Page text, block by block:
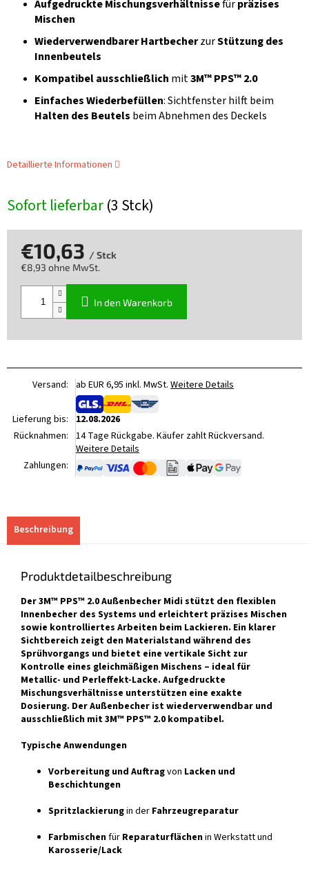
Sofort lieferbar(3 Stck)
Aufgedruckte Mischungsverhältnissefürpräzises
Mischen
Wiederverwendbarer HartbecherzurStützung des
Innenbeutels
Kompatibel ausschließlich mit3M™ PPS™ 2.0
Einfaches Wiederbefüllen: Sichtfenster hilft beim
Halten des Beutels beim Abnehmen des Deckels
Detaillierte Informationen
€10,63 / Stck
€8,93 ohne MwSt.
In den Warenkorb
Versand: ab EUR 6,95 inkl. MwSt. Weitere Details
Lieferung bis:
12.08.2026
Rücknahmen: 14 Tage Rückgabe. Käufer zahlt Rückversand.
Weitere Details
Zahlungen:
Beschreibung
Produktdetailbeschreibung
Der 3M™ PPS™ 2.0 Außenbecher Midi stützt den flexiblen
Innenbecher des Systems und erleichtert präzises Mischen
sowie kontrolliertes Arbeiten beim Lackieren. Ein klarer
Sichtbereich zeigt den Materialstand während des
Sprühvorgangs und bietet eine vertikale Sicht zur
Kontrolle eines gleichmäßigen Mischens – ideal für
Metallic- und Perleffekt-Lacke. Aufgedruckte
Mischungsverhältnisse unterstützen eine exakte
Dosierung. Der Außenbecher ist wiederverwendbar und
ausschließlich mit 3M™ PPS™ 2.0 kompatibel.
Typische Anwendungen
Vorbereitung und Auftragvon Lacken und
Beschichtungen
Spritzlackierungin der Fahrzeugreparatur
Farbmischenfür Reparaturflächenin Werkstatt und
Karosserie/Lack